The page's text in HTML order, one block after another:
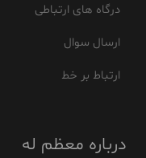
درگاه های ارتباطی
ارسال سوال
ارتباط بر خط
درباره معظم له